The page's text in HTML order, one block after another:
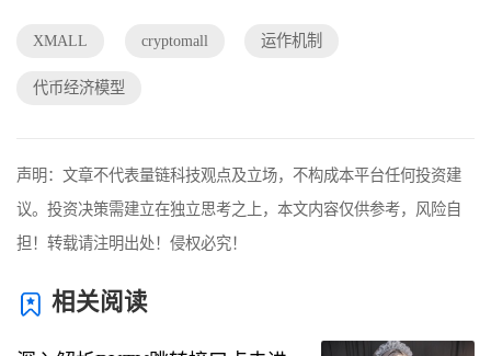
XMALL cryptomall 运作机制
代币经济模型
声明：文章不代表量链科技观点及立场，不构成本平台任何投资建
议。投资决策需建立在独立思考之上，本文内容仅供参考，风险自
担！转载请注明出处！侵权必究！
相关阅读